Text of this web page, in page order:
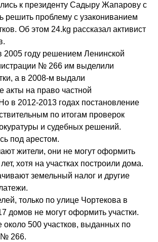
к президенту Садыру Жапарову с
решить проблему с узакониванием
Об этом 24.kg рассказал активист
2005 году решением Ленинской
№ 266 им выделили
а в 2008-м выдали
акты на право частной
в 2012-2013 годах постановление
по итогам проверок
и судебных решений.
под арестом.
жители, они не могут оформить
хотя на участках построили дома.
земельный налог и другие
только по улице Чортекова в
домов не могут оформить участки.
около 500 участков, выданных по
№ 266.